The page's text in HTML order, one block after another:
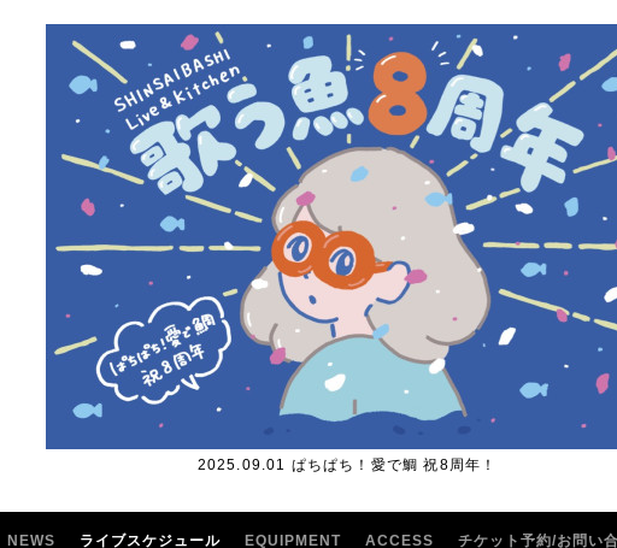
2025.09.01 ぱちぱち！愛で鯛 祝8周年！
NEWS ライブスケジュール EQUIPMENT ACCESS チケット予約/お問い